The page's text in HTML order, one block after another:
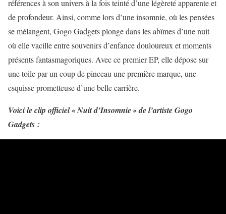
références à son univers à la fois teinté d’une légèreté apparente et
de profondeur. Ainsi, comme lors d’une insomnie, où les pensées
se mélangent, Gogo Gadgets plonge dans les abîmes d’une nuit
où elle vacille entre souvenirs d’enfance douloureux et moments
présents fantasmagoriques. Avec ce premier EP, elle dépose sur
une toile par un coup de pinceau une première marque, une
esquisse prometteuse d’une belle carrière.
Voici le clip officiel « Nuit d’Insomnie » de l’artiste Gogo
Gadgets :